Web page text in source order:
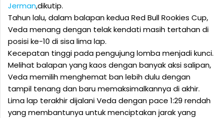
Jerman,dikutip.
Tahun lalu, dalam balapan kedua Red Bull Rookies Cup,
Veda menang dengan telak kendati masih tertahan di
posisi ke-10 di sisa lima lap.
Kecepatan tinggi pada pengujung lomba menjadi kunci.
Melihat balapan yang kaos dengan banyak aksi salipan,
Veda memilih menghemat ban lebih dulu dengan
tampil tenang dan baru memaksimalkannya di akhir.
Lima lap terakhir dijalani Veda dengan pace 1:29 rendah
yang membantunya untuk menciptakan jarak yang